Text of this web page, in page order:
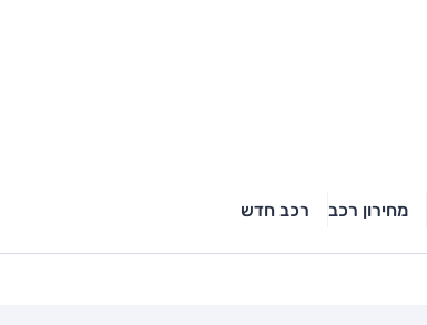
מחירון רכב רכב חדש